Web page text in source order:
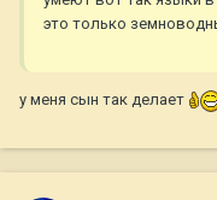
это только
у меня сын так делает